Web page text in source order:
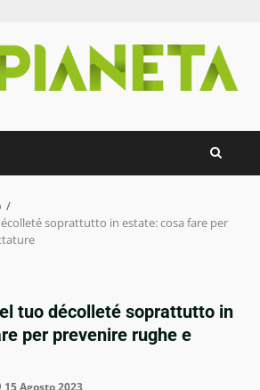
soprattutto in estate: cosa fare per
tuo décolleté soprattutto in
per prevenire rughe e
15 Agosto 2023